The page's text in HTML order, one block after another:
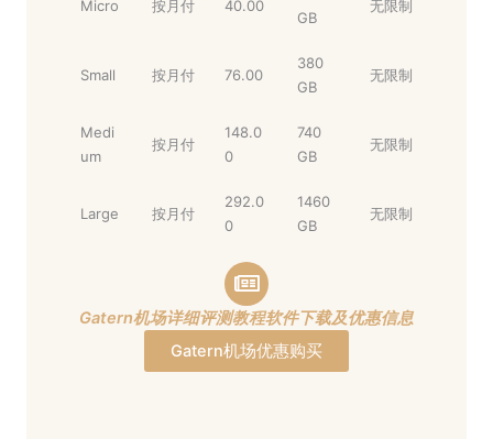
Micro 按月付 40.00
GB
无限制
Small 按月付 76.00
380
GB
无限制
Medi
um
按月付
148.0
0
740
GB
无限制
Large 按月付
292.0
0
1460
GB
无限制
Gatern机场详细评测教程软件下载及优惠信息
Gatern机场优惠购买